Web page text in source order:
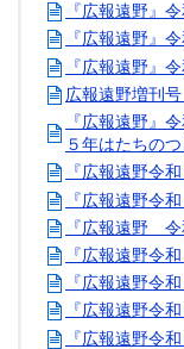
『広報遠野
『広報遠野
『広報遠野
広報遠野増刊
『広報遠野
５年はたちのつ
『広報遠野令
『広報遠野令
『広報遠野
『広報遠野令
『広報遠野令
『広報遠野令
『広報遠野令